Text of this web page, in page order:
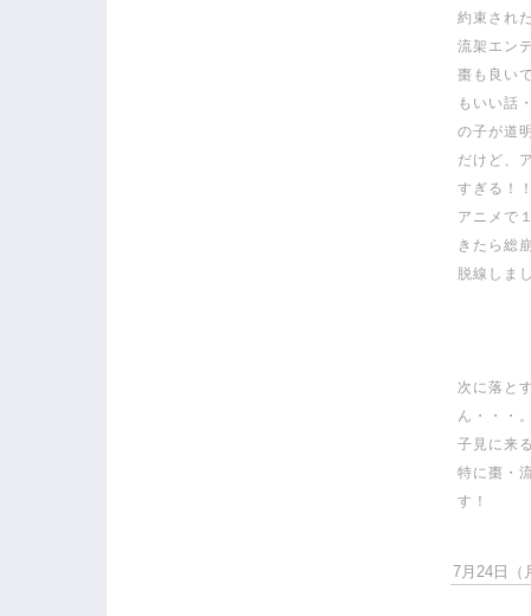
約束され
流架エン
棗も良い
もいい話
の子が道
だけど、
すぎる！
アニメで
きたら総
脱線しま
次に落と
ん・・・
子見に来
特に棗・
す！
7月24日（